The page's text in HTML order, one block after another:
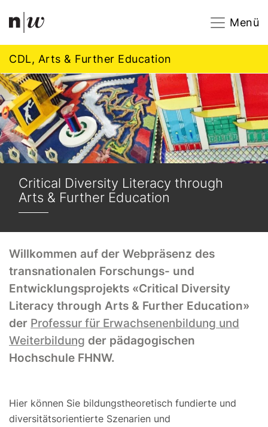
Navigation
Menü
CDL, Arts & Further Education
Critical Diversity Literacy through
Arts & Further Education
Willkommen auf der Webpräsenz des
transnationalen Forschungs- und
Entwicklungsprojekts «Critical Diversity
Literacy through Arts & Further Education»
der Professur für Erwachsenenbildung und
Weiterbildung der pädagogischen
Hochschule FHNW.
Hier können Sie bildungstheoretisch fundierte und
diversitätsorientierte Szenarien und
Footer